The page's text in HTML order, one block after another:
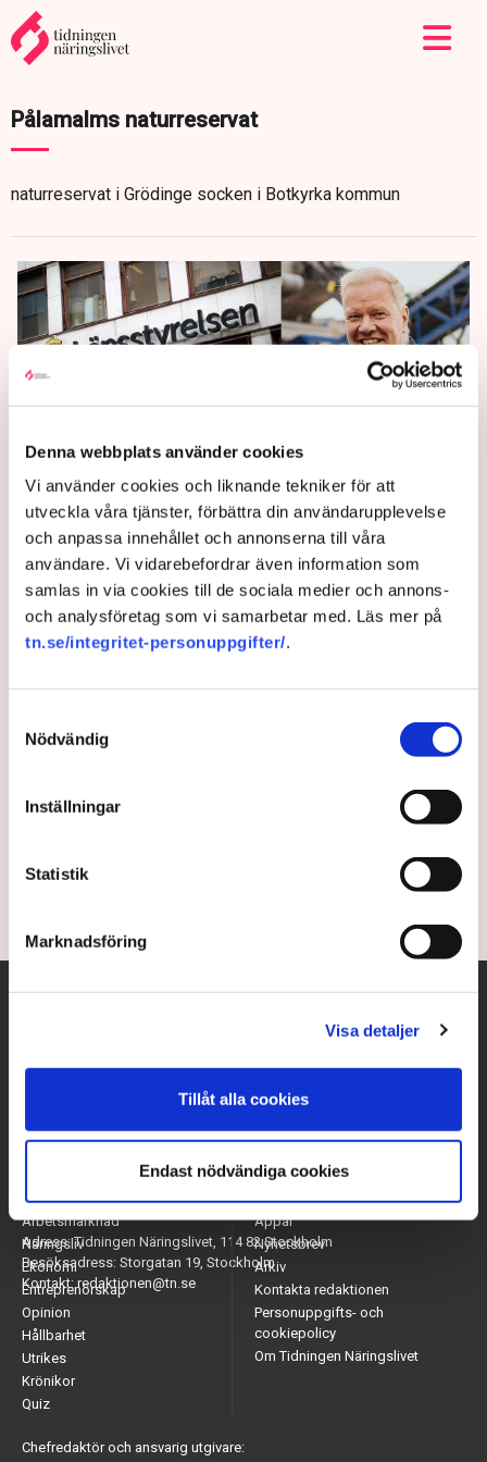
Denna webbplats använder cookies
Vi använder cookies och liknande tekniker för att
utveckla våra tjänster, förbättra din användarupplevelse
och anpassa innehållet och annonserna till våra
användare. Vi vidarebefordrar även information som
samlas in via cookies till de sociala medier och annons-
och analysföretag som vi samarbetar med. Läs mer på
tn.se/integritet-personuppgifter/.
Nödvändig
Inställningar
Statistik
Marknadsföring
Visa detaljer
Tillåt alla cookies
Endast nödvändiga cookies
Pålamalms naturreservat
naturreservat i Grödinge socken i Botkyrka kommun
Domstolen sa ja – ändå vill
myndigheterna sätta stopp:
”Tusentals kan drabbas”
miljötillstånd och klartecken från Mark- och
miljödomstolen. Ändå riskerar deras verksamhet att
stoppas av kommunen och länsstyrelsen. ”Om
så skulle tusentals företag kunna drabbas av
samma sak, oavsett vilka tillstånd de har”, säger vd:n
Adress: Tidningen Näringslivet, 114 82 Stockholm
Besöksadress: Storgatan 19, Stockholm
Kontakt: redaktionen@tn.se
Arbetsmarknad
Näringsliv
Ekonomi
Entreprenörskap
Opinion
Hållbarhet
Utrikes
Krönikor
Quiz
Appar
Nyhetsbrev
Arkiv
Kontakta redaktionen
Personuppgifts- och
cookiepolicy
Om Tidningen Näringslivet
Chefredaktör och ansvarig utgivare: